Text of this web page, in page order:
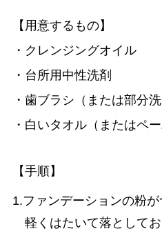
【用意するもの】
・クレンジングオイル
・台所用中性洗剤
・歯ブラシ（または部分
・白いタオル（またはペ
【手順】
1.ファンデーションの粉
軽くはたいて落として